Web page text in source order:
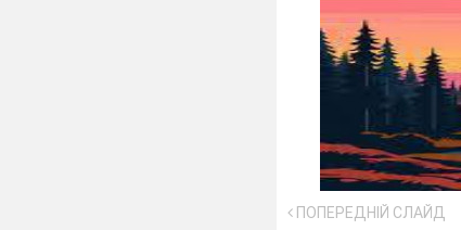
ПОПЕРЕДНІЙ СЛАЙД